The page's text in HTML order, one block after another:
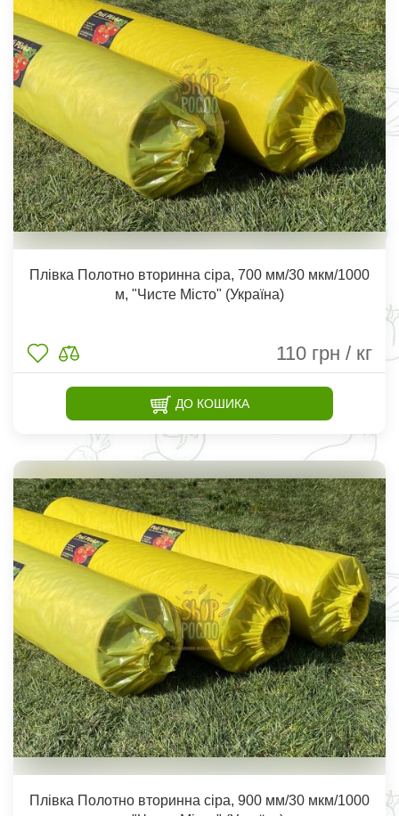
Плівка Полотно вторинна сіра, 700 мм/30 мкм/1000
м, "Чисте Місто" (Україна)
110 грн / кг
ДО КОШИКА
Плівка Полотно вторинна сіра, 900 мм/30 мкм/1000